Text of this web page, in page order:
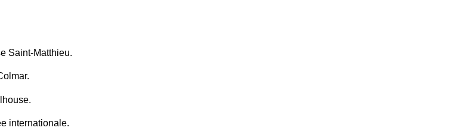
Saint-Matthieu.
internationale.